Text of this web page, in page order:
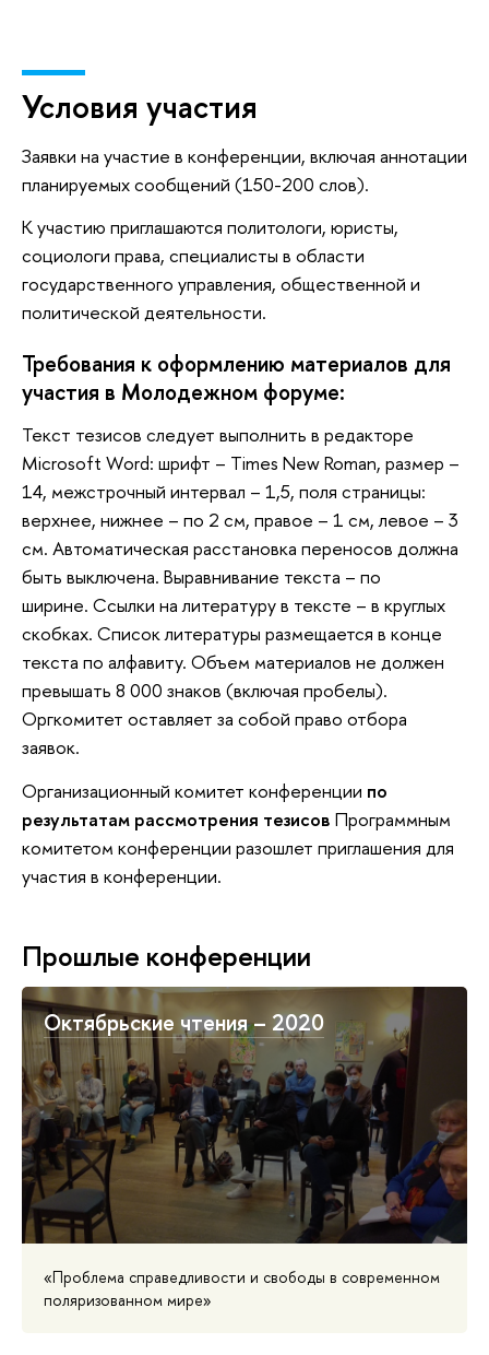
Условия участия
Заявки на участие в конференции, включая аннотации
планируемых сообщений (150-200 слов).
К участию приглашаются политологи, юристы,
социологи права, специалисты в области
государственного управления, общественной и
политической деятельности.
Требования к оформлению материалов для
участия в Молодежном форуме:
Текст тезисов следует выполнить в редакторе
Microsoft Word: шрифт – Times New Roman, размер –
14, межстрочный интервал – 1,5, поля страницы:
верхнее, нижнее – по 2 см, правое – 1 см, левое – 3
см. Автоматическая расстановка переносов должна
быть выключена. Выравнивание текста – по
ширине. Ссылки на литературу в тексте – в круглых
скобках. Список литературы размещается в конце
текста по алфавиту. Объем материалов не должен
превышать 8 000 знаков (включая пробелы).
Оргкомитет оставляет за собой право отбора
заявок.
Организационный комитет конференции по
результатам рассмотрения тезисов Программным
комитетом конференции разошлет приглашения для
участия в конференции.
Прошлые конференции
Октябрьские чтения – 2020
«Проблема справедливости и свободы в современном
поляризованном мире»